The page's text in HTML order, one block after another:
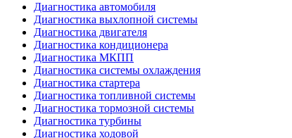
Диагностика автомобиля
Диагностика выхлопной системы
Диагностика двигателя
Диагностика кондиционера
Диагностика МКПП
Диагностика системы охлаждения
Диагностика стартера
Диагностика топливной системы
Диагностика тормозной системы
Диагностика турбины
Диагностика ходовой